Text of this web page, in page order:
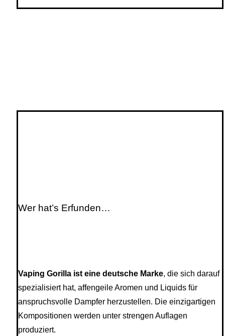
Wer hat’s Erfunden…
Vaping Gorilla ist eine deutsche Marke, die sich darauf
spezialisiert hat, affengeile Aromen und Liquids für
anspruchsvolle Dampfer herzustellen. Die einzigartigen
Kompositionen werden unter strengen Auflagen
produziert.